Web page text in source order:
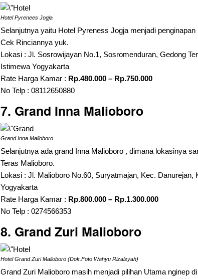
Hotel Pyrenees Jogja
Selanjutnya yaitu Hotel Pyreness Jogja menjadi
Cek Rinciannya yuk.
Lokasi : Jl. Sosrowijayan No.1, Sosromenduran, Gedong
Istimewa Yogyakarta
Rate Harga Kamar : Rp.480.000 – Rp.750.000
No Telp : 08112650880
7. Grand Inna Malioboro
Grand Inna Malioboro
Selanjutnya ada grand Inna Malioboro , dimana lokasinya
Teras Malioboro.
Lokasi : Jl. Malioboro No.60, Suryatmajan, Kec. Danurejan,
Yogyakarta
Rate Harga Kamar : Rp.800.000 – Rp.1.300.000
No Telp : 0274566353
8. Grand Zuri Malioboro
Hotel Grand Zuri Malioboro (Dok.Foto Wahyu Rizalsyah)
Grand Zuri Malioboro masih menjadi pilihan Utama nginep